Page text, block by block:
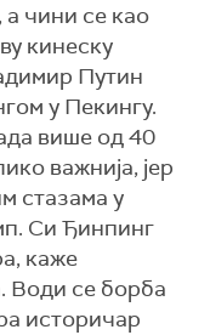
чини се као
кинеску
Путин
у Пекингу.
више од 40
важнија, јер
стазама у
Си Ђинпинг
каже
Води се борба
историчар